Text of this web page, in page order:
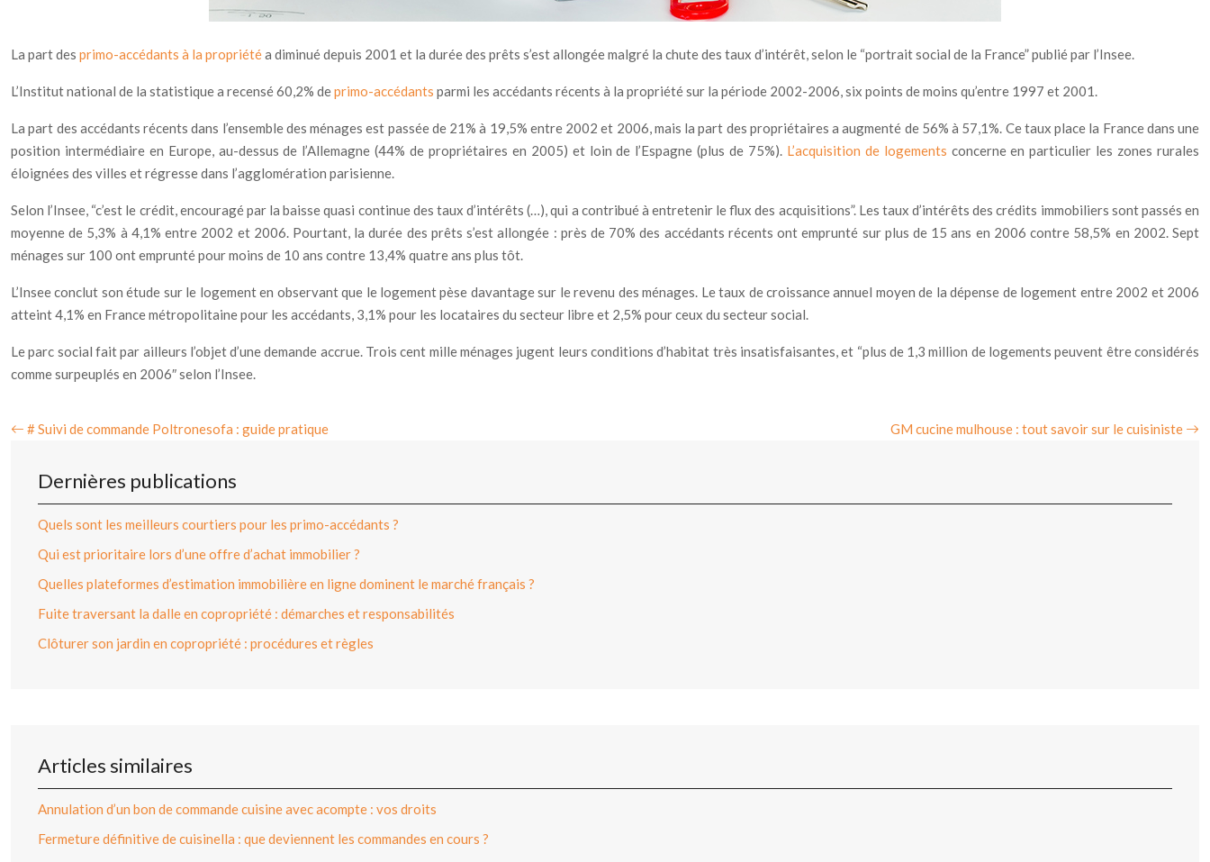
La part des primo-accédants à la propriétéa diminué depuis 2001 et la durée des prêts s’est allongée malgré la chute des taux d’intérêt, selon le “portrait social de la France” publié par l’Insee.
L’Institut national de la statistique a recensé 60,2% deprimo-accédants parmi les accédants récents à la propriété sur la période 2002-2006, six points de moins qu’entre 1997 et 2001.
La part des accédants récents dans l’ensemble des ménages est passée de 21% à 19,5% entre 2002 et 2006, mais la part des propriétaires a augmenté de 56% à 57,1%. Ce taux place la France dans une
position intermédiaire en Europe, au-dessus de l’Allemagne (44% de propriétaires en 2005) et loin de l’Espagne (plus de 75%). L’acquisition de logements concerne en particulier les zones rurales
éloignées des villes et régresse dans l’agglomération parisienne.
Selon l’Insee, “c’est le crédit, encouragé par la baisse quasi continue des taux d’intérêts (…), qui a contribué à entretenir le flux des acquisitions”. Les taux d’intérêts des crédits immobiliers sont passés en
moyenne de 5,3% à 4,1% entre 2002 et 2006. Pourtant, la durée des prêts s’est allongée : près de 70% des accédants récents ont emprunté sur plus de 15 ans en 2006 contre 58,5% en 2002. Sept
ménages sur 100 ont emprunté pour moins de 10 ans contre 13,4% quatre ans plus tôt.
L’Insee conclut son étude sur le logement en observant que le logement pèse davantage sur le revenu des ménages. Le taux de croissance annuel moyen de la dépense de logement entre 2002 et 2006
atteint 4,1% en France métropolitaine pour les accédants, 3,1% pour les locataires du secteur libre et 2,5% pour ceux du secteur social.
Le parc social fait par ailleurs l’objet d’une demande accrue. Trois cent mille ménages jugent leurs conditions d’habitat très insatisfaisantes, et “plus de 1,3 million de logements peuvent être considérés
comme surpeuplés en 2006″ selon l’Insee.
# Suivi de commande Poltronesofa : guide pratique GM cucine mulhouse : tout savoir sur le cuisiniste
Dernières publications
Quels sont les meilleurs courtiers pour les primo-accédants ?
Qui est prioritaire lors d’une offre d’achat immobilier ?
Quelles plateformes d’estimation immobilière en ligne dominent le marché français ?
Fuite traversant la dalle en copropriété : démarches et responsabilités
Clôturer son jardin en copropriété : procédures et règles
Articles similaires
Annulation d’un bon de commande cuisine avec acompte : vos droits
Fermeture définitive de cuisinella : que deviennent les commandes en cours ?